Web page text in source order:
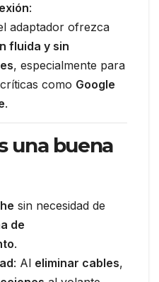
:
adaptador ofrezca
fluida y sin
, especialmente para
como Google
.
una buena
sin necesidad de
de
.
: Al eliminar cables,